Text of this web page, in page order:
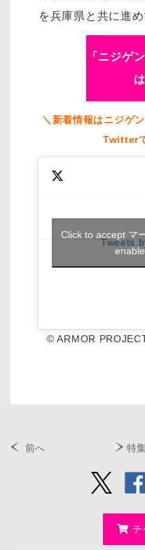
を兵庫県と共に進め
「ニジゲ
＼新着情報はニジゲ
Twitter
Tweets
Click to accept マ
© ARMOR
前へ 特
チ